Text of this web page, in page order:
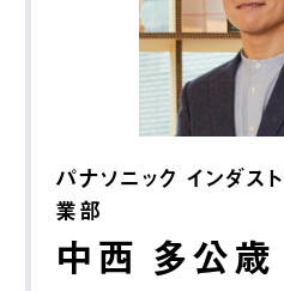
パナソニック インダス
業部
中西 多公歳